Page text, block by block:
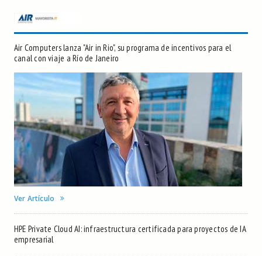
Air Computers lanza "Air in Rio", su programa de incentivos para el
canal con viaje a Río de Janeiro
Ver Artículo
HPE Private Cloud AI: infraestructura certificada para proyectos de IA
empresarial